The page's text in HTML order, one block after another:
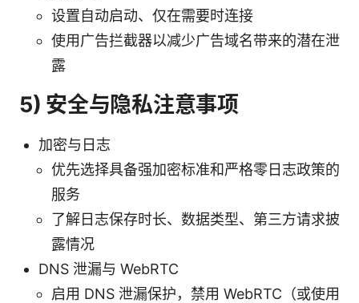
设置自动启动、仅在需要时连接
使用广告拦截器以减少广告域名带来的潜在泄
露
5) 安全与隐私注意事项
加密与日志
优先选择具备强加密标准和严格零日志政策的
服务
了解日志保存时长、数据类型、第三方请求披
露情况
DNS 泄漏与 WebRTC
启用 DNS 泄漏保护，禁用 WebRTC（或使用